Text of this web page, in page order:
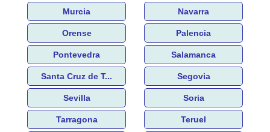
Murcia Navarra
Orense Palencia
Pontevedra Salamanca
Santa Cruz de T... Segovia
Sevilla Soria
Tarragona Teruel